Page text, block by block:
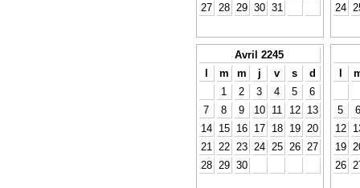
27
28 29 30 31
24
Avril 2245
l
m m j v s
d
1
2 3 4 5
6
7
8 9 10 11 12
13
14
15 16 17 18 19
20
21
22 23 24 25 26
27
28
29 30
l
5
6
12
19
26